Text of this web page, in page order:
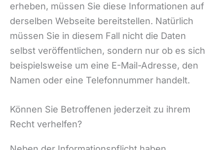
erheben, müssen Sie diese Informationen auf
derselben Webseite bereitstellen. Natürlich
müssen Sie in diesem Fall nicht die Daten
selbst veröffentlichen, sondern nur ob es sich
beispielsweise um eine E-Mail-Adresse, den
Namen oder eine Telefonnummer handelt.
Können Sie Betroffenen jederzeit zu ihrem
Recht verhelfen?